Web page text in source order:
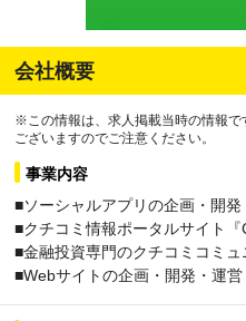
会社概要
※この情報は、求人掲載当時の情報
ございますのでご注意ください。
事業内容
■ソーシャルアプリの企画・開発
■クチコミ情報ポータルサイト
■金融投資専門のクチコミコミ
■Webサイトの企画・開発・運営